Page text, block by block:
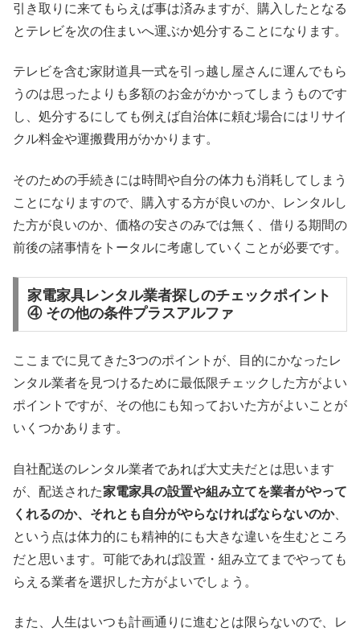
引き取りに来てもらえば事は済みますが、購入したとなる
とテレビを次の住まいへ運ぶか処分することになります。
テレビを含む家財道具一式を引っ越し屋さんに運んでもら
うのは思ったよりも多額のお金がかかってしまうものです
し、処分するにしても例えば自治体に頼む場合にはリサイ
クル料金や運搬費用がかかります。
そのための手続きには時間や自分の体力も消耗してしまう
ことになりますので、購入する方が良いのか、レンタルし
た方が良いのか、価格の安さのみでは無く、借りる期間の
前後の諸事情をトータルに考慮していくことが必要です。
家電家具レンタル業者探しのチェックポイント
④ その他の条件プラスアルファ
ここまでに見てきた3つのポイントが、目的にかなったレ
ンタル業者を見つけるために最低限チェックした方がよい
ポイントですが、その他にも知っておいた方がよいことが
いくつかあります。
自社配送のレンタル業者であれば大丈夫だとは思います
が、配送された家電家具の設置や組み立てを業者がやって
くれるのか、それとも自分がやらなければならないのか、
という点は体力的にも精神的にも大きな違いを生むところ
だと思います。可能であれば設置・組み立てまでやっても
らえる業者を選択した方がよいでしょう。
また、人生はいつも計画通りに進むとは限らないので、レ